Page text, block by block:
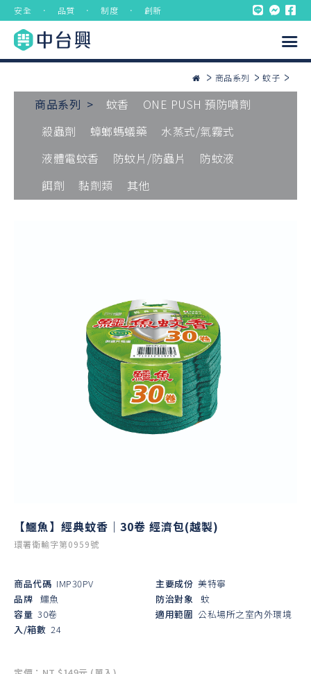
安全 ． 品質 ． 制度 ． 創新
商品系列 蚊子
商品系列 > 蚊香
ONE PUSH 預防噴劑
殺蟲劑
蟑螂螞蟻藥
水蒸式/氣霧式
液體電蚊香
防蚊片/防蟲片
防蚊液
餌劑
黏劑類 其他
【鱷魚】經典蚊香｜30卷 經濟包(越製)
環署衛輸字第0959號
商品代碼 IMP30PV
品牌 鱷魚
容量 30卷
入/箱數 24
主要成份 美特寧
防治對象 蚊
適用範圍 公私場所之室內外環境